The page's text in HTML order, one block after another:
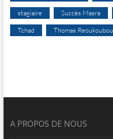
stagiaire Succès Masra
Tchad Thomas Reoukoubou
A PROPOS DE NOUS